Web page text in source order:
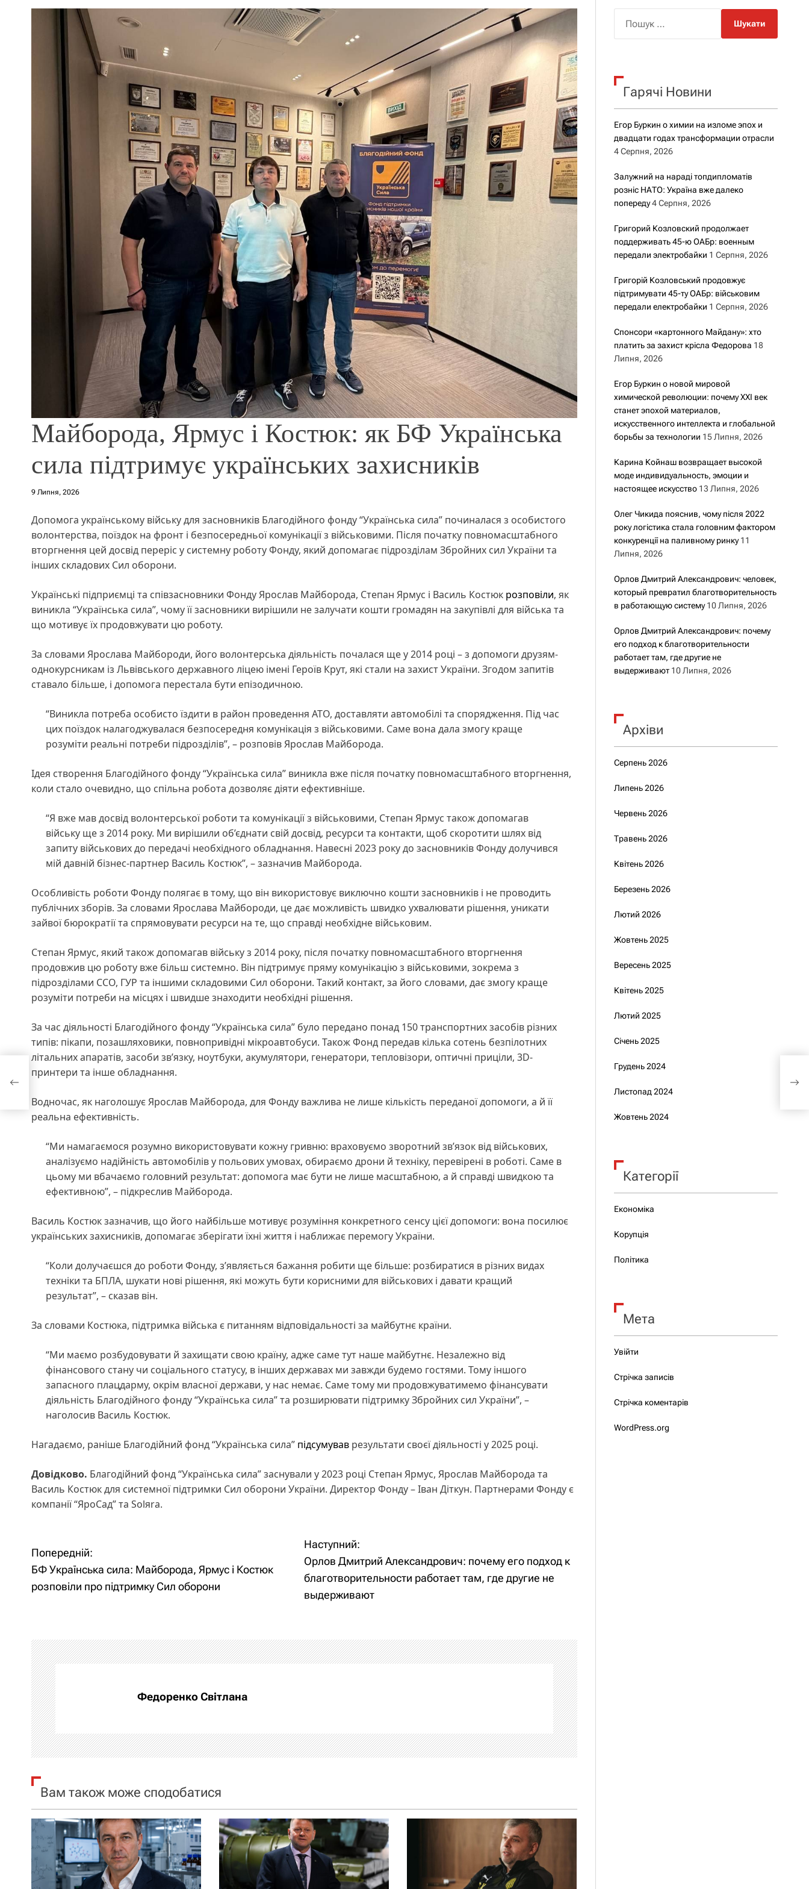
о
у
Майборода, Ярмус і Костюк: як БФ Українська
сила підтримує українських захисників
9 Липня, 2026
Допомога українському війську для засновників Благодійного фонду “Українська сила” починалася з особистого
волонтерства, поїздок на фронт і безпосередньої комунікації з військовими. Після початку повномасштабного
вторгнення цей досвід переріс у системну роботу Фонду, який допомагає підрозділам Збройних сил України та
інших складових Сил оборони.
Українські підприємці та співзасновники Фонду Ярослав Майборода, Степан Ярмус і Василь Костюк розповіли, як
виникла “Українська сила”, чому її засновники вирішили не залучати кошти громадян на закупівлі для війська та
що мотивує їх продовжувати цю роботу.
За словами Ярослава Майбороди, його волонтерська діяльність почалася ще у 2014 році – з допомоги друзям-
однокурсникам із Львівського державного ліцею імені Героїв Крут, які стали на захист України. Згодом запитів
ставало більше, і допомога перестала бути епізодичною.
“Виникла потреба особисто їздити в район проведення АТО, доставляти автомобілі та спорядження. Під час
цих поїздок налагоджувалася безпосередня комунікація з військовими. Саме вона дала змогу краще
розуміти реальні потреби підрозділів”, – розповів Ярослав Майборода.
Ідея створення Благодійного фонду “Українська сила” виникла вже після початку повномасштабного вторгнення,
коли стало очевидно, що спільна робота дозволяє діяти ефективніше.
“Я вже мав досвід волонтерської роботи та комунікації з військовими, Степан Ярмус також допомагав
війську ще з 2014 року. Ми вирішили об’єднати свій досвід, ресурси та контакти, щоб скоротити шлях від
запиту військових до передачі необхідного обладнання. Навесні 2023 року до засновників Фонду долучився
мій давній бізнес-партнер Василь Костюк”, – зазначив Майборода.
Особливість роботи Фонду полягає в тому, що він використовує виключно кошти засновників і не проводить
публічних зборів. За словами Ярослава Майбороди, це дає можливість швидко ухвалювати рішення, уникати
зайвої бюрократії та спрямовувати ресурси на те, що справді необхідне військовим.
Степан Ярмус, який також допомагав війську з 2014 року, після початку повномасштабного вторгнення
продовжив цю роботу вже більш системно. Він підтримує пряму комунікацію з військовими, зокрема з
підрозділами ССО, ГУР та іншими складовими Сил оборони. Такий контакт, за його словами, дає змогу краще
розуміти потреби на місцях і швидше знаходити необхідні рішення.
За час діяльності Благодійного фонду “Українська сила” було передано понад 150 транспортних засобів різних
типів: пікапи, позашляховики, повнопривідні мікроавтобуси. Також Фонд передав кілька сотень безпілотних
літальних апаратів, засоби зв’язку, ноутбуки, акумулятори, генератори, тепловізори, оптичні приціли, 3D-
принтери та інше обладнання.
Водночас, як наголошує Ярослав Майборода, для Фонду важлива не лише кількість переданої допомоги, а й її
реальна ефективність.
“Ми намагаємося розумно використовувати кожну гривню: враховуємо зворотний зв’язок від військових,
аналізуємо надійність автомобілів у польових умовах, обираємо дрони й техніку, перевірені в роботі. Саме в
цьому ми вбачаємо головний результат: допомога має бути не лише масштабною, а й справді швидкою та
ефективною”, – підкреслив Майборода.
Василь Костюк зазначив, що його найбільше мотивує розуміння конкретного сенсу цієї допомоги: вона посилює
українських захисників, допомагає зберігати їхні життя і наближає перемогу України.
“Коли долучаєшся до роботи Фонду, з’являється бажання робити ще більше: розбиратися в різних видах
техніки та БПЛА, шукати нові рішення, які можуть бути корисними для військових і давати кращий
результат”, – сказав він.
За словами Костюка, підтримка війська є питанням відповідальності за майбутнє країни.
“Ми маємо розбудовувати й захищати свою країну, адже саме тут наше майбутнє. Незалежно від
фінансового стану чи соціального статусу, в інших державах ми завжди будемо гостями. Тому іншого
запасного плацдарму, окрім власної держави, у нас немає. Саме тому ми продовжуватимемо фінансувати
діяльність Благодійного фонду “Українська сила” та розширювати підтримку Збройних сил України”, –
наголосив Василь Костюк.
Нагадаємо, раніше Благодійний фонд “Українська сила” підсумував результати своєї діяльності у 2025 році.
Довідково. Благодійний фонд “Українська сила” заснували у 2023 році Степан Ярмус, Ярослав Майборода та
Василь Костюк для системної підтримки Сил оборони України. Директор Фонду – Іван Діткун. Партнерами Фонду є
компанії “ЯроСад” та Solяra.
Н
а
г
а
ц
і
я
з
а
п
и
с
Попередній:
БФ Українська сила: Майборода, Ярмус і Костюк
розповіли про підтримку Сил оборони
Наступний:
Орлов Дмитрий Александрович: почему его подход к
благотворительности работает там, где другие не
выдерживают
Федоренко Світлана
Вам також може сподобатися
к
Гарячі Новини
Егор Буркин о химии на изломе эпох и
двадцати годах трансформации отрасли
4 Серпня, 2026
Залужний на нараді топдипломатів
розніс НАТО: Україна вже далеко
попереду 4 Серпня, 2026
Григорий Козловский продолжает
поддерживать 45-ю ОАБр: военным
передали электробайки 1 Серпня, 2026
Григорій Козловський продовжує
підтримувати 45-ту ОАБр: військовим
передали електробайки 1 Серпня, 2026
Спонсори «картонного Майдану»: хто
платить за захист крісла Федорова 18
Липня, 2026
Егор Буркин о новой мировой
химической революции: почему XXI век
станет эпохой материалов,
искусственного интеллекта и глобальной
борьбы за технологии 15 Липня, 2026
Карина Койнаш возвращает высокой
моде индивидуальность, эмоции и
настоящее искусство 13 Липня, 2026
Олег Чикида пояснив, чому після 2022
року логістика стала головним фактором
конкуренції на паливному ринку 11
Липня, 2026
Орлов Дмитрий Александрович: человек,
который превратил благотворительность
в работающую систему 10 Липня, 2026
Орлов Дмитрий Александрович: почему
его подход к благотворительности
работает там, где другие не
выдерживают 10 Липня, 2026
Архіви
Серпень 2026
Липень 2026
Червень 2026
Травень 2026
Квітень 2026
Березень 2026
Лютий 2026
Жовтень 2025
Вересень 2025
Квітень 2025
Лютий 2025
Січень 2025
Грудень 2024
Листопад 2024
Жовтень 2024
Категорії
Економіка
Корупція
Політика
Мета
Увійти
Стрічка записів
Стрічка коментарів
WordPress.org